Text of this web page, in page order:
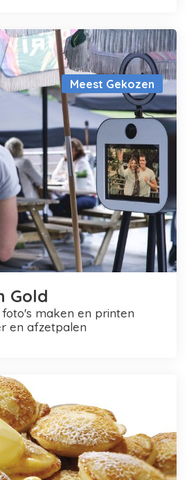
Meest Gekozen
Gold
en afzetpalen